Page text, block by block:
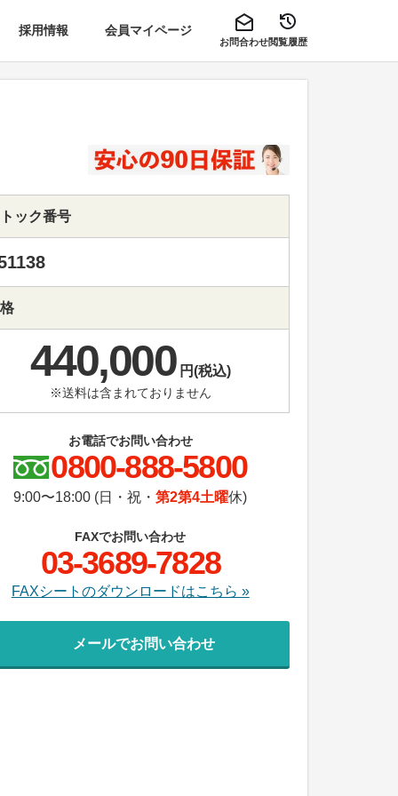
採用情報 会員マイページ
お問合わせ閲覧履歴
ック番号
440,000円(税込)
※送料は含まれておりません
お電話でお問い合わせ
0800-888-5800
9:00〜18:00 (日・祝・第2第4土曜休)
FAXでお問い合わせ
03-3689-7828
FAXシートのダウンロードはこちら »
メールでお問い合わせ